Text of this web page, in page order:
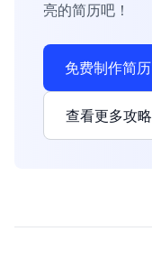
亮的简历吧！
免费制作简历
查看更多攻略